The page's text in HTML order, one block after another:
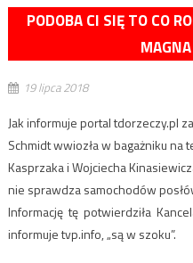
PODOBA CI SIĘ TO CO
19 lipca 2018
Jak informuje portal tdorzeczy.pl
Schmidt wwiozła w bagażniku na
Kasprzaka i Wojciecha
nie sprawdza samochodów
Informację tę potwierdziła
informuje tvp.info, „są w szoku”.